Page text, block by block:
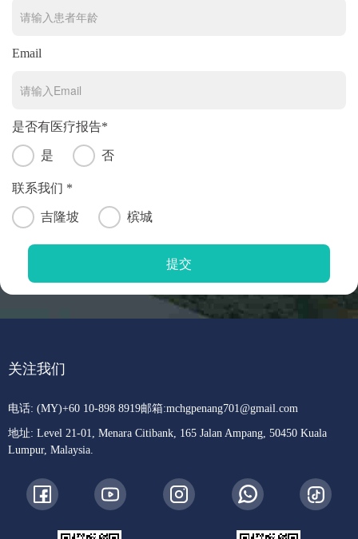
Email
是否有医疗报告*
是 否
联系我们 *
吉隆坡 槟城
关注我们
电话: (MY)+60 10-898 8919邮箱:mchgpenang701@gmail.com
地址: Level 21-01, Menara Citibank, 165 Jalan Ampang, 50450 Kuala
Lumpur, Malaysia.